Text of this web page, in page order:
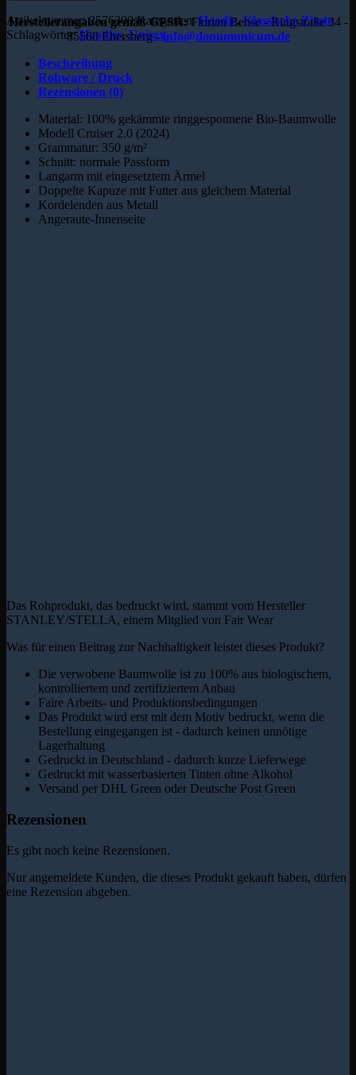
Artikelnummer:2576300 Kategorien:Hoodie,Klassische Zitate
Schlagwörter:Hoodies,Unisex
Herstellerangaben gemäß GPSR:Florian Behse - Ringstraße 34 -
85560 Ebersberg -info@donumunicum.de
Beschreibung
Rohware / Druck
Rezensionen (0)
Material: 100% gekämmte ringgesponnene Bio-Baumwolle
Modell Cruiser 2.0 (2024)
Grammatur: 350 g/m²
Schnitt: normale Passform
Langarm mit eingesetztem Ärmel
Doppelte Kapuze mit Futter aus gleichem Material
Kordelenden aus Metall
Angeraute-Innenseite
Das Rohprodukt, das bedruckt wird, stammt vom Hersteller
STANLEY/STELLA, einem Mitglied von Fair Wear
Was für einen Beitrag zur Nachhaltigkeit leistet dieses Produkt?
Die verwobene Baumwolle ist zu 100% aus biologischem,
kontrolliertem und zertifiziertem Anbau
Faire Arbeits- und Produktionsbedingungen
Das Produkt wird erst mit dem Motiv bedruckt, wenn die
Bestellung eingegangen ist - dadurch keinen unnötige
Lagerhaltung
Gedruckt in Deutschland - dadurch kurze Lieferwege
Gedruckt mit wasserbasierten Tinten ohne Alkohol
Versand per DHL Green oder Deutsche Post Green
Rezensionen
Es gibt noch keine Rezensionen.
Nur angemeldete Kunden, die dieses Produkt gekauft haben, dürfen
eine Rezension abgeben.